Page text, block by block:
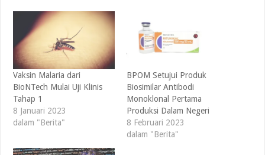
Vaksin Malaria dari
BioNTech Mulai Uji Klinis
Tahap 1
8 Januari 2023
dalam "Berita"
BPOM Setujui Produk
Biosimilar Antibodi
Monoklonal Pertama
Produksi Dalam Negeri
8 Februari 2023
dalam "Berita"